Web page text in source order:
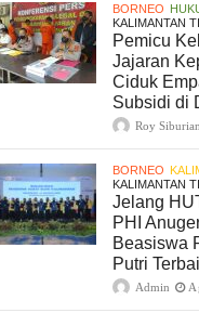
BORNEO
KALIMANTAN
Pemicu
Jajaran
Ciduk
Subsidi di
Roy Siburian
BORNEO
KALIMANTAN
Jelang
PHI
Beasiswa
Putri
Admin